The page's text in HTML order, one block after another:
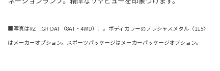
■写真はRZ［GR-DAT（8AT・4WD）］。ボディカラーのプレシャスメタル〈1L5〉
はメーカーオプション。スポーツパッケージはメーカーパッケージオプション。